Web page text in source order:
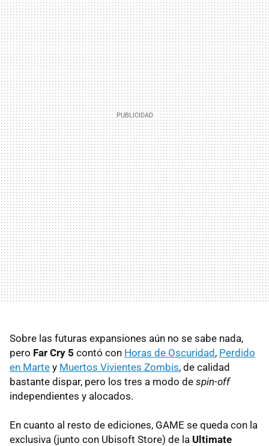
Sobre las futuras expansiones aún no se sabe nada,
pero Far Cry 5 contó con Horas de Oscuridad, Perdido
en Marte y Muertos Vivientes Zombis, de calidad
bastante dispar, pero los tres a modo de spin-off
independientes y alocados.
En cuanto al resto de ediciones, GAME se queda con la
exclusiva (junto con Ubisoft Store) de la Ultimate